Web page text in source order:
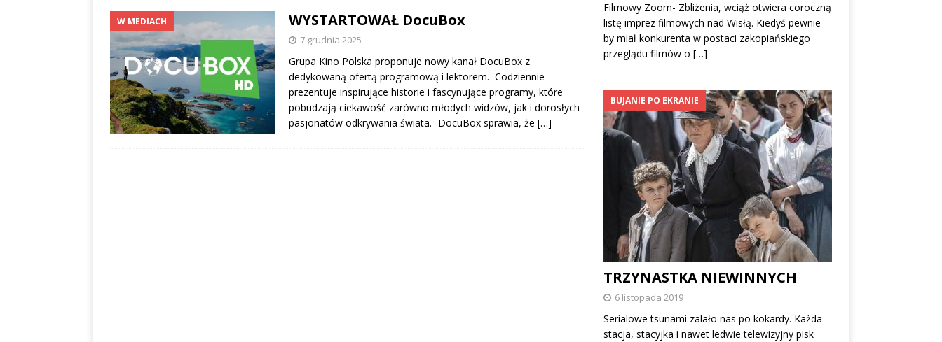
W MEDIACH WYSTARTOWAŁ DocuBox
7 grudnia 2025
Grupa Kino Polska proponuje nowy kanał DocuBox z
dedykowaną ofertą programową i lektorem. Codziennie
prezentuje inspirujące historie i fascynujące programy, które
pobudzają ciekawość zarówno młodych widzów, jak i dorosłych
pasjonatów odkrywania świata. -DocuBox sprawia, że […]
Filmowy Zoom- Zbliżenia, wciąż otwiera coroczną
listę imprez filmowych nad Wisłą. Kiedyś pewnie
by miał konkurenta w postaci zakopiańskiego
przeglądu filmów o […]
BUJANIE PO EKRANIE
TRZYNASTKA NIEWINNYCH
6 listopada 2019
Serialowe tsunami zalało nas po kokardy. Każda
stacja, stacyjka i nawet ledwie telewizyjny pisk